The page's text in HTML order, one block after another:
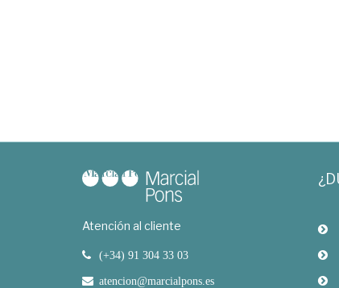
Atención al cliente
(+34) 91 304 33 03
atencion@marcialpons.es